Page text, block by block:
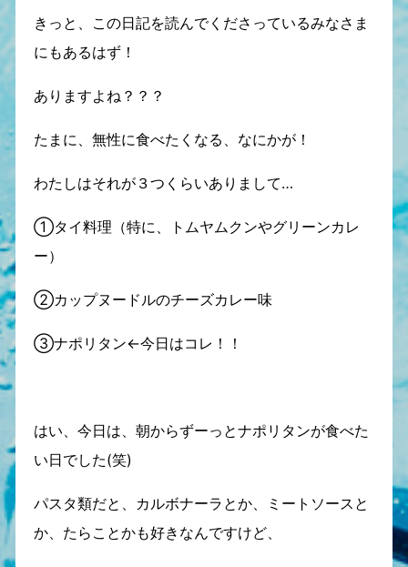
きっと、この日記を読んでくださっているみなさま
にもあるはず！
ありますよね？？？
たまに、無性に食べたくなる、なにかが！
わたしはそれが３つくらいありまして…
①タイ料理（特に、トムヤムクンやグリーンカレ
ー）
②カップヌードルのチーズカレー味
③ナポリタン←今日はコレ！！
はい、今日は、朝からずーっとナポリタンが食べた
い日でした(笑)
パスタ類だと、カルボナーラとか、ミートソースと
か、たらことかも好きなんですけど、